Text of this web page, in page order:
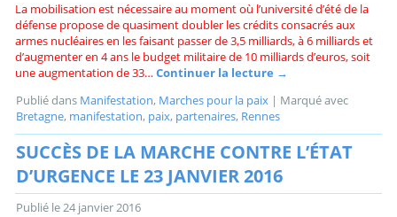
La mobilisation est nécessaire au moment où l’université d’été de la
défense propose de quasiment doubler les crédits consacrés aux
armes nucléaires en les faisant passer de 3,5 milliards, à 6 milliards et
d’augmenter en 4 ans le budget militaire de 10 milliards d’euros, soit
une augmentation de 33…Continuer la lecture →
Publié dans Manifestation, Marches pour la paix | Marqué avec
Bretagne, manifestation, paix, partenaires, Rennes
SUCCÈS DE LA MARCHE CONTRE L’ÉTAT
D’URGENCE LE 23 JANVIER 2016
Publié le24 janvier 2016